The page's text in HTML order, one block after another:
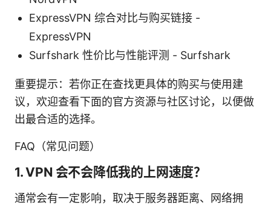
ExpressVPN 综合对比与购买链接 -
ExpressVPN
Surfshark 性价比与性能评测 - Surfshark
重要提示：若你正在查找更具体的购买与使用建
议，欢迎查看下面的官方资源与社区讨论，以便做
出最合适的选择。
FAQ（常见问题）
1. VPN 会不会降低我的上网速度？
通常会有一定影响，取决于服务器距离、网络拥